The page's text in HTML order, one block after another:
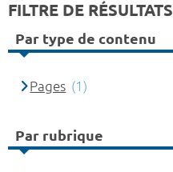
FILTRE DE RÉSULTATS
Par type de contenu
Pages (1)
Par rubrique